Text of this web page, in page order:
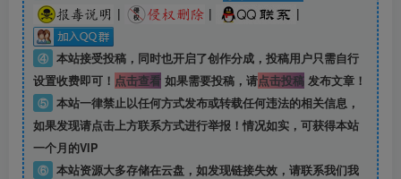
|
| |
④ 本站接受投稿，同时也开启了创作分成，投稿用户只需自行
设置收费即可！ 点击查看如果需要投稿，请点击投稿发布文章！
⑤ 本站一律禁止以任何方式发布或转载任何违法的相关信息，
如果发现请点击上方联系方式进行举报！情况如实，可获得本站
一个月的VIP
⑥ 本站资源大多存储在云盘，如发现链接失效，请联系我们我